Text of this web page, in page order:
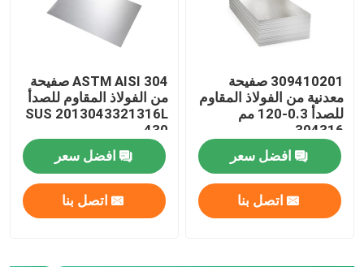
لفائف الفولاذ المقاوم للصدأ TISCO
لوحة معدنية من الفولاذ المقاوم للصدأ
ورقة لوحة الكربون الصلب
لفائف الصلب جي
309410201 صفيحة
معدنية من الفولاذ المقاوم
للصدأ 0.3-120 مم
304316
افضل سعر
اتصل بنا
ASTM AISI 304 صفيحة
من الفولاذ المقاوم للصدأ
SUS 2013043321316L
430
افضل سعر
اتصل بنا